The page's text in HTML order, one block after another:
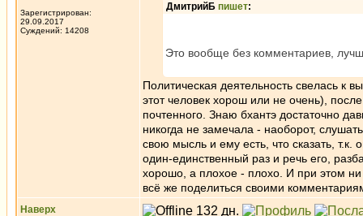
Зарегистрирован:
29.09.2017
Суждений: 14208
ДмитрийБ пишет:
Это вообще без комментариев,
Политическая деятельность свелась к
этот человек хорош или не очень),
почтенного. Знаю бхантэ достаточно
никогда не замечала - наоборот,
свою мысль и ему есть, что сказать,
один-единственный раз и речь его,
хорошо, а плохое - плохо. И при этом
всё же поделиться своими
Наверх